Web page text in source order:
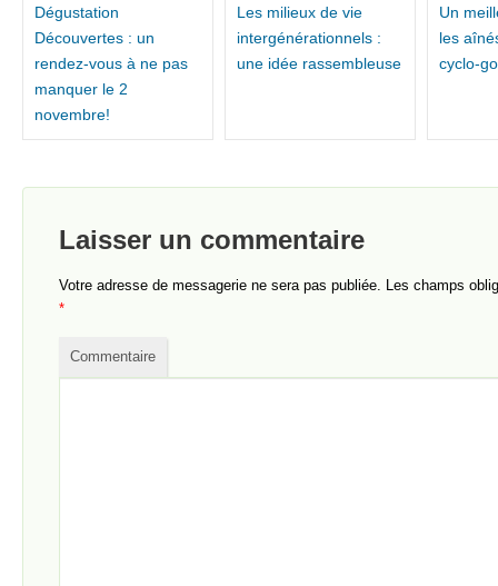
Dégustation
Découvertes : un
rendez-vous à ne pas
manquer le 2
novembre!
Les milieux de vie
intergénérationnels :
une idée rassembleuse
Un
les
cyclo-
Laisser un commentaire
Votre adresse de messagerie ne sera pas publiée. Les champs
*
Commentaire